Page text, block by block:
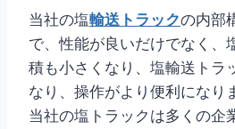
当社の塩輸送トラックの内部
で、性能が良いだけでなく、
積も小さくなり、塩輸送トラ
なり、操作がより便利になり
当社の塩トラックは多くの企